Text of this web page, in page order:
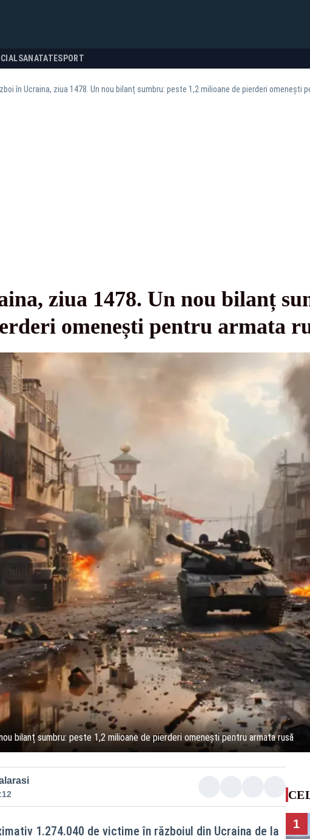
SANATATESPORT
în Ucraina, ziua 1478. Un nou bilanț sumbru: peste 1,2 milioane de pierderi omenești
ziua 1478. Un nou bilanț
omenești pentru armata
bilanț sumbru: peste 1,2 milioane de pierderi omenești pentru armata rusă
1.274.040 de victime în războiul din Ucraina de la
1